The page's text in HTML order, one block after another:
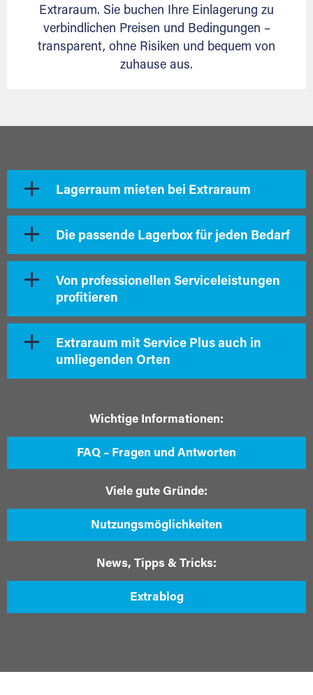
Extraraum. Sie buchen Ihre Einlagerung zu
verbindlichen Preisen und Bedingungen –
transparent, ohne Risiken und bequem von
zuhause aus.
Lagerraum mieten bei Extraraum
Die passende Lagerbox für jeden Bedarf
Von professionellen Serviceleistungen
profitieren
Extraraum mit Service Plus auch in
umliegenden Orten
Wichtige Informationen:
FAQ – Fragen und Antworten
Viele gute Gründe:
Nutzungsmöglichkeiten
News, Tipps & Tricks:
Extrablog